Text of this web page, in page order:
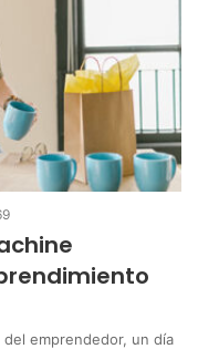
emprendedor, un día